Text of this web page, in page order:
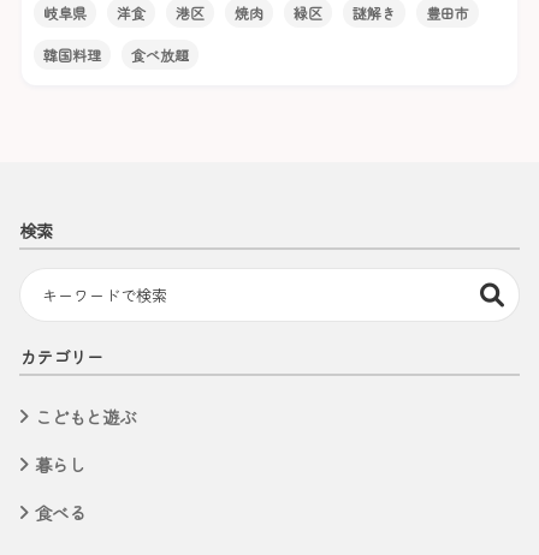
岐阜県 洋食 港区 焼肉 緑区 謎解き 豊田市
韓国料理 食べ放題
検索
カテゴリー
こどもと遊ぶ
暮らし
食べる